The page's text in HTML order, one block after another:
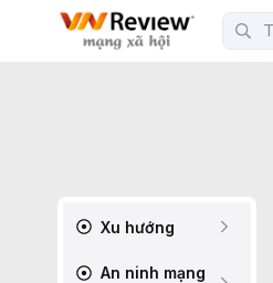
Xu hướng
An ninh mạng